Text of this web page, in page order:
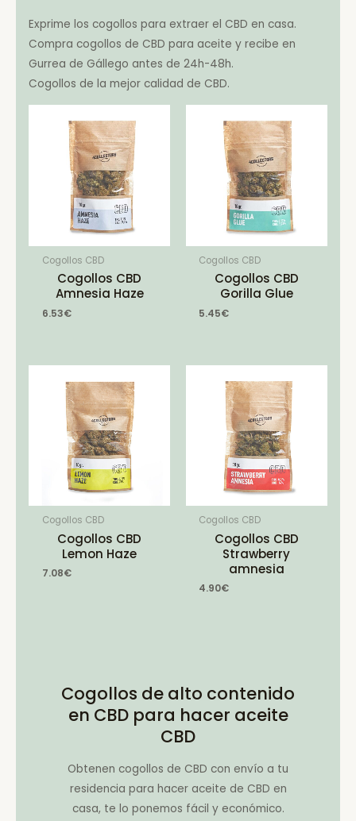
Exprime los cogollos para extraer el CBD en casa.
Compra cogollos de CBD para aceite y recibe en
Gurrea de Gállego antes de 24h-48h.
Cogollos de la mejor calidad de CBD.
Cogollos CBD
Cogollos CBD
Amnesia Haze
6.53€
Cogollos CBD
Cogollos CBD
Gorilla Glue
5.45€
Cogollos CBD
Cogollos CBD
Lemon Haze
7.08€
Cogollos CBD
Cogollos CBD
Strawberry
amnesia
4.90€
Cogollos de alto contenido
en CBD para hacer aceite
CBD
Obtenen cogollos de CBD con envío a tu
residencia para hacer aceite de CBD en
casa, te lo ponemos fácil y económico.